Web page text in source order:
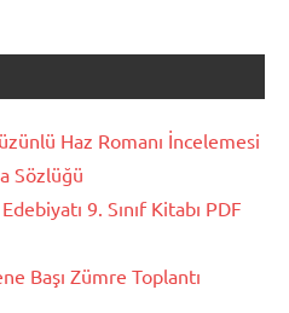
Haz Romanı İncelemesi
Sözlüğü
9. Sınıf Kitabı PDF
Başı Zümre Toplantı